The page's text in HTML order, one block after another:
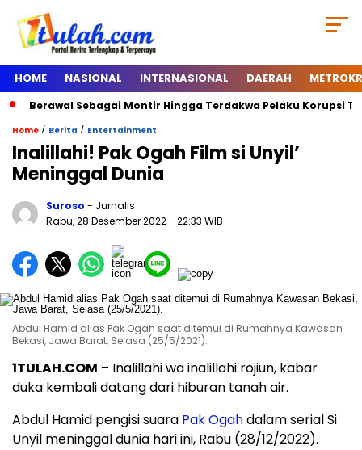
HOME NASIONAL INTERNASIONAL DAERAH
Berawal Sebagai Montir Hingga Terdakwa Pelaku Korupsi
Home / Berita / Entertainment
Inalillahi! Pak Ogah Film si Unyil’
Meninggal Dunia
Suroso - Jurnalis
Rabu, 28 Desember 2022- 22:33 WIB
Abdul Hamid alias Pak Ogah saat ditemui di Rumahnya Kawasan
Bekasi, Jawa Barat, Selasa (25/5/2021).
1TULAH.COM – Inalillahi wa inalillahi rojiun, kabar
duka kembali datang dari hiburan tanah air.
Abdul Hamid pengisi suara Pak Ogahdalam serial Si
Unyil meninggal dunia hari ini, Rabu (28/12/2022).